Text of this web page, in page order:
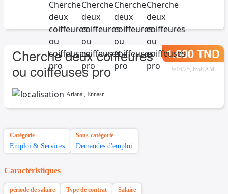
Cherche deux coiffeures
ou coiffeuses pro
1.000 TND
9/16/25, 6:58 AM
Ariana , Ennasr
Catégorie
Emploi & Services
Sous-catégorie
Demandes d'emploi
Caractéristiques
période de salaire Type de contrat Salaire